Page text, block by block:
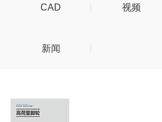
CAD 视频
新闻